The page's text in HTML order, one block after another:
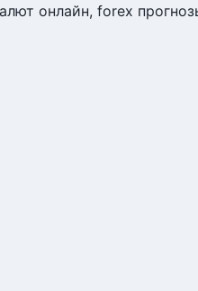
онлайн, forex